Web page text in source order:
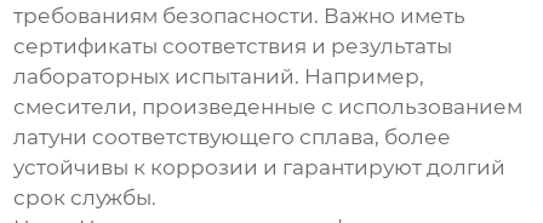
требованиям безопасности. Важно иметь
сертификаты соответствия и результаты
лабораторных испытаний. Например,
смесители, произведенные с использованием
латуни соответствующего сплава, более
устойчивы к коррозии и гарантируют долгий
срок службы.